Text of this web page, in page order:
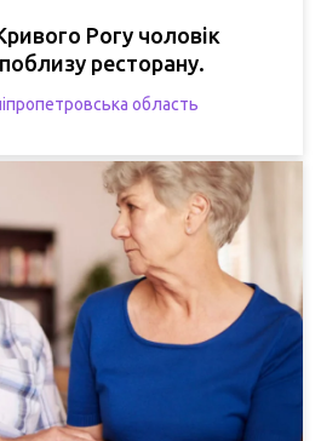
Рогу чоловік
ресторану.
область